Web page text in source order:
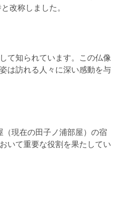
改称しました。
て知られています。この仏像
は訪れる人々に深い感動を与
現在の田子ノ浦部屋）の宿
いて重要な役割を果たしてい